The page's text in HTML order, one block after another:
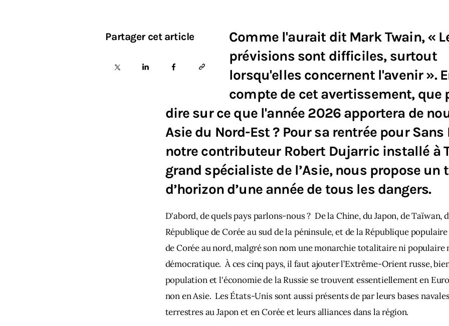
Partager cet article
Comme l'aurait dit Mark Twain, «
prévisions sont difficiles, surtout
lorsqu'elles concernent l'avenir ».
compte de cet avertissement, que
dire sur ce que l'année 2026 apportera de
Asie du Nord-Est ? Pour sa rentrée pour Sans
notre contributeur Robert Dujarric installé à
grand spécialiste de l’Asie, nous propose un
d’horizon d’une année de tous les dangers.
D'abord, de quels pays parlons-nous ?  De la Chine, du Japon, de Taïwan,
République de Corée au sud de la péninsule, et de la République
de Corée au nord, malgré son nom une monarchie totalitaire ni populaire
démocratique.  À ces cinq pays, il faut ajouter l’Extrême-Orient russe,
population et l'économie de la Russie se trouvent essentiellement en
non en Asie.  Les États-Unis sont aussi présents de par leurs bases
terrestres au Japon et en Corée et leurs alliances dans la région.